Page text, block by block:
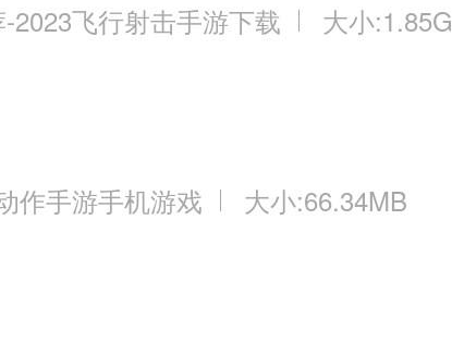
2023飞行射击手游下载 大小:1.85G
作手游手机游戏 大小:66.34MB